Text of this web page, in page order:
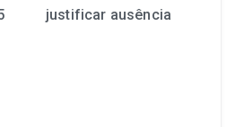
justificar ausência